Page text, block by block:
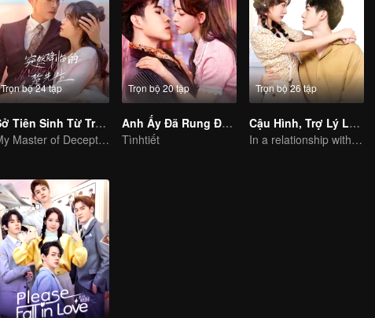
Trọn bộ 24 tập
Sở Tiên Sinh Từ Trên Trời Rơi Xuống
My Master of Deception Girlfriend
Trọn bộ 20 tập
Anh Ấy Đã Rung Động
Tìnhtiết
Trọn bộ 26 tập
Cậu Hình, Trợ Lý Lại Gây Chuyện Này
In a relationship with an idol